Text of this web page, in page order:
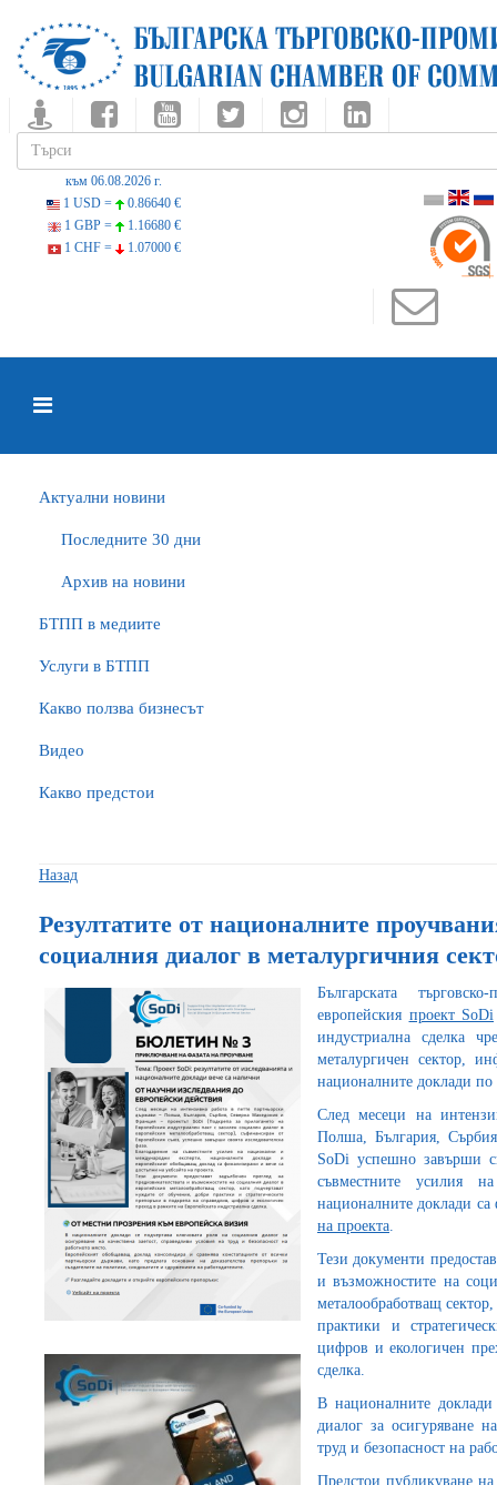
към 06.08.2026 г.
1 USD =
0.86640 €
1 GBP =
1.16680 €
1 CHF =
1.07000 €
Актуални новини
Последните 30 дни
Архив на новини
БTПП в медиите
Услуги в БТПП
Какво ползва бизнесът
Видео
Какво предстои
Назад
Резултатите от националните
социалния диалог в металургичния
Българската
европейския проект SoDi
индустриална сделка
металургичен сектор,
националните доклади по
След месеци на
Полша, България,
SoDi успешно завърши
съвместните усилия
националните доклади
на проекта.
Тези документи
и възможностите на
металообработващ
практики и
цифров и екологичен
сделка.
В националните доклади
диалог за осигуряване
труд и безопасност на
Предстои публикуване